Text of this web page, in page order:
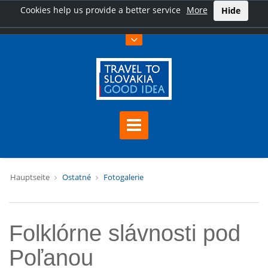
Cookies help us provide a better service More Hide
Hauptseite Ostatné Fotogalerie
Folklórne slávnosti pod
Poľanou